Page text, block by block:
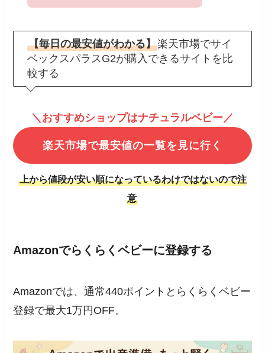
【毎日の最安値がわかる】楽天市場でサイ
ベックスパラスG2が購入できるサイトを比
較する
＼おすすめショップはナチュラルベビー／
楽天市場で最安値の一覧を見に行く
上から値段が安い順になっているわけではないので注
意
Amazonでらくらくベビーに登録する
Amazonでは、通常440ポイントとらくらくベビー
登録で最大1万円OFF。